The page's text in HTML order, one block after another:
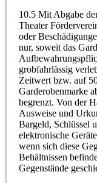
10.5 Mit Abgabe
Theater
oder
nur, soweit das
grobfahrlässig
Zeitwert bzw. auf
Garderobenmarke
begrenzt. Von der
Ausweise und
Bargeld, Schlüssel
elektronische
wenn sich diese
Behältnissen
Gegenstände